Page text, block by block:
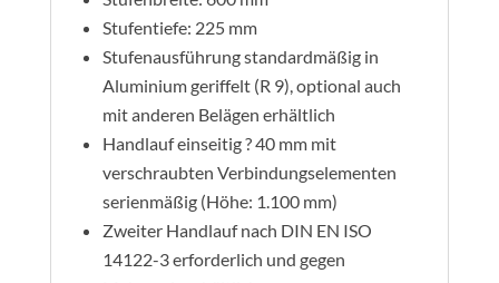
Stufentiefe: 225 mm
Stufenausführung standardmäßig in
Aluminium geriffelt (R 9), optional auch
mit anderen Belägen erhältlich
Handlauf einseitig ? 40 mm mit
verschraubten Verbindungselementen
serienmäßig (Höhe: 1.100 mm)
Zweiter Handlauf nach DIN EN ISO
14122-3 erforderlich und gegen